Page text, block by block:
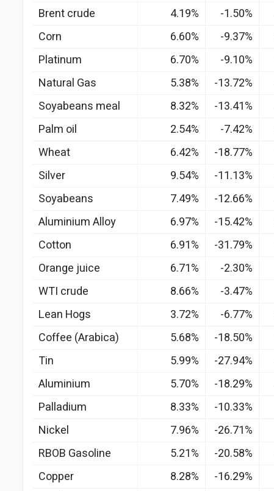
Brent crude
4.19% -1.50%
Corn
6.60% -9.37%
Platinum
6.70% -9.10%
Natural Gas
5.38% -13.72%
Soyabeans meal
8.32% -13.41%
Palm oil
2.54% -7.42%
Wheat
6.42% -18.77%
Silver
9.54% -11.13%
Soyabeans
7.49% -12.66%
Aluminium Alloy
6.97% -15.42%
Cotton
6.91% -31.79%
Orange juice
6.71% -2.30%
WTI crude
8.66% -3.47%
Lean Hogs
3.72% -6.77%
Coffee (Arabica)
5.68% -18.50%
Tin
5.99% -27.94%
Aluminium
5.70% -18.29%
Palladium
8.33% -10.33%
Nickel
7.96% -26.71%
RBOB Gasoline
5.21% -20.58%
Copper
8.28% -16.29%